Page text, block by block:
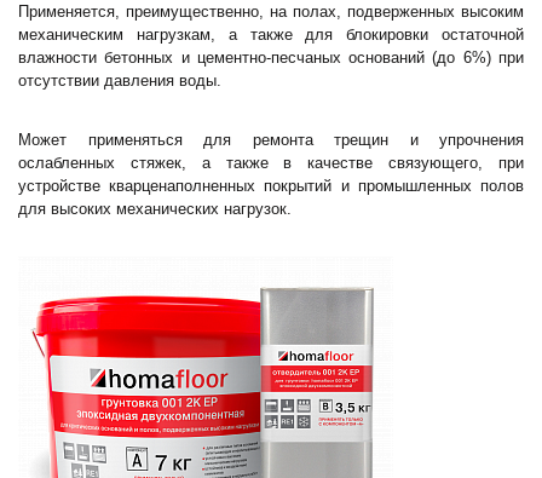
Применяется, преимущественно, на полах, подверженных высоким
механическим нагрузкам, а также для блокировки остаточной
влажности бетонных и цементно-песчаных оснований (до 6%) при
отсутствии давления воды.
Может применяться для ремонта трещин и упрочнения
ослабленных стяжек, а также в качестве связующего, при
устройстве кварценаполненных покрытий и промышленных полов
для высоких механических нагрузок.